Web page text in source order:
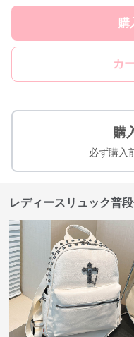
購
カ
購
必ず購入
レディースリュック普